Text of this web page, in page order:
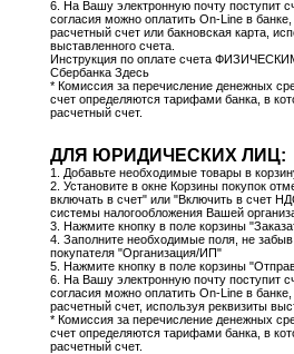
6. На Вашу электронную почту поступит
согласия можно оплатить On-Line в
расчетный счет или бакновская карта,
выставленного счета.
Инструкция по оплате счета
Сбербанка Здесь
* Комиссия за перечисление денежных
счет определяются тарифами банка, в
расчетный счет.
ДЛЯ ЮРИДИЧЕСКИХ ЛИЦ:
1. Добавьте необходимые товары в
2. Установите в окне Корзины покупок
включать в счет" или "Включить в счет
системы налогообложения Вашей
3. Нажмите кнопку в поле корзины
4. Заполните необходимые поля, не
покупателя "Организация/ИП"
5. Нажмите кнопку в поле корзины
6. На Вашу электронную почту поступит
согласия можно оплатить On-Line в
расчетный счет, используя реквизиты
* Комиссия за перечисление денежных
счет определяются тарифами банка, в
расчетный счет.